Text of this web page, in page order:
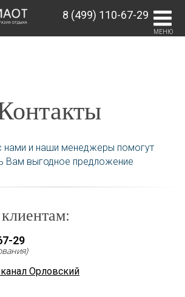
8 (499) 110-67-29
МЕНЮ
нами и наши менеджеры помогут
Вам выгодное предложение
29
Орловский